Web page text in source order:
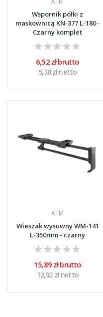
Wspornik półki z
maskownicą KN-377 L-180 -
Czarny komplet
6,52 zł brutto
5,30 zł netto
ATM
Wieszak wysuwny WM-141
L-350mm - czarny
15,89 zł brutto
12,92 zł netto